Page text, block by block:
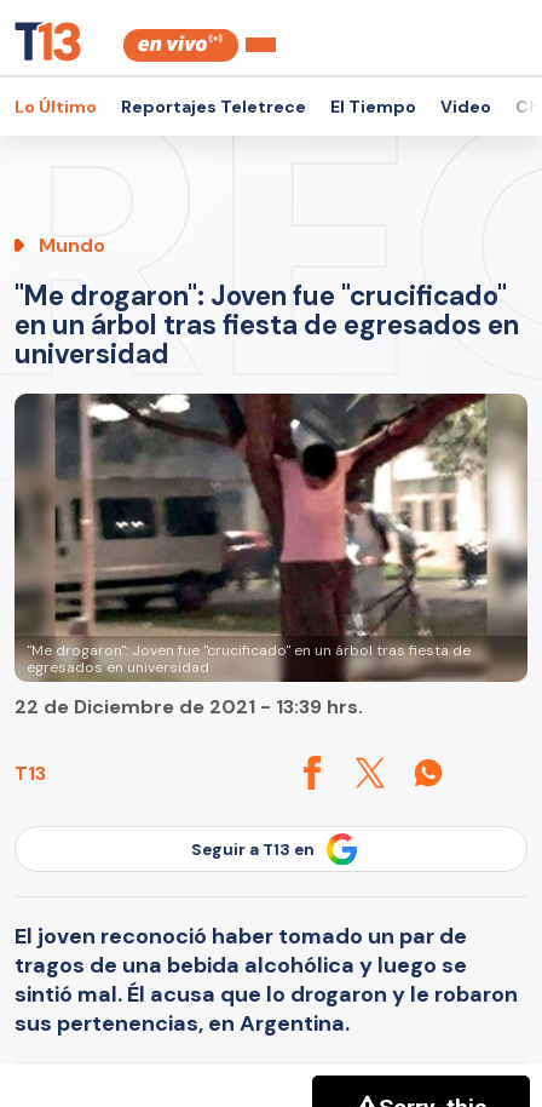
Lo Último Reportajes Teletrece El Tiempo Video
Mundo
"Me drogaron": Joven fue "crucificado"
en un árbol tras fiesta de egresados en
universidad
"Me drogaron": Joven fue "crucificado" en un árbol tras fiesta de
egresados en universidad
T13
22 de Diciembre de 2021 - 13:39 hrs.
Seguir a T13 en
El joven reconoció haber tomado un par de
tragos de una bebida alcohólica y luego se
sintió mal. Él acusa que lo drogaron y le robaron
sus pertenencias, en Argentina.